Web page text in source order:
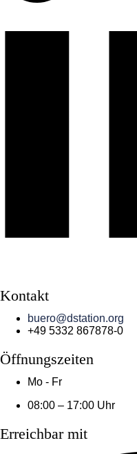
Kontakt
buero@dstation.org
+49 5332 867878-0
Öffnungszeiten
Mo - Fr
08:00 – 17:00 Uhr
Erreichbar mit